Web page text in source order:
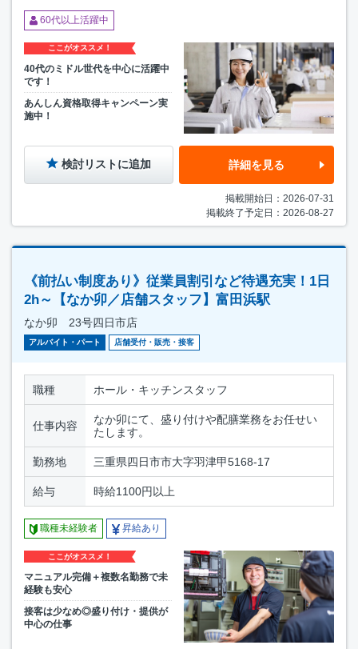
60代以上活躍中
ここがオススメ！
40代のミドル世代を中心に活躍中
です！
あんしん資格取得キャンペーン実
施中！
検討リストに追加 詳細を見る
掲載開始日：2026-07-31
掲載終了予定日：2026-08-27
《前払い制度あり》従業員割引など待遇充実！1日
2h～【なか卯／店舗スタッフ】富田浜駅
なか卯 23号四日市店
アルバイト・パート 店舗受付・販売・接客
職種 ホール・キッチンスタッフ
仕事内容
なか卯にて、盛り付けや配膳業務をお任せい
たします。
勤務地 三重県四日市市大字羽津甲5168-17
給与 時給1100円以上
職種未経験者 昇給あり
ここがオススメ！
マニュアル完備＋複数名勤務で未
経験も安心
接客は少なめ◎盛り付け・提供が
中心の仕事